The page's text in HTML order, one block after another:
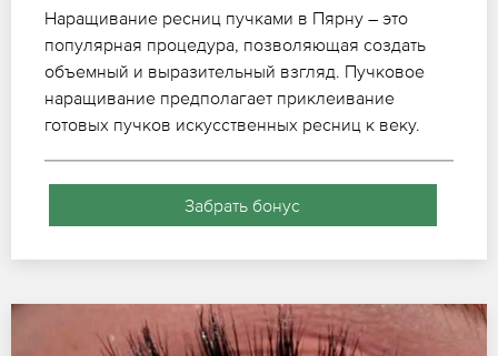
Наращивание ресниц пучками в Пярну – это
популярная процедура, позволяющая создать
объемный и выразительный взгляд. Пучковое
наращивание предполагает приклеивание
готовых пучков искусственных ресниц к веку.
Забрать бонус